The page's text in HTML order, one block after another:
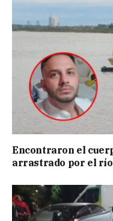
Encontraron el
arrastrado por el